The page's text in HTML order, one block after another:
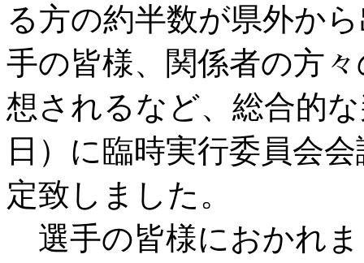
る方の約半数が県外か
手の皆様、関係者の方
想されるなど、総合的
日）に臨時実行委員会
定致しました。
選手の皆様におかれ